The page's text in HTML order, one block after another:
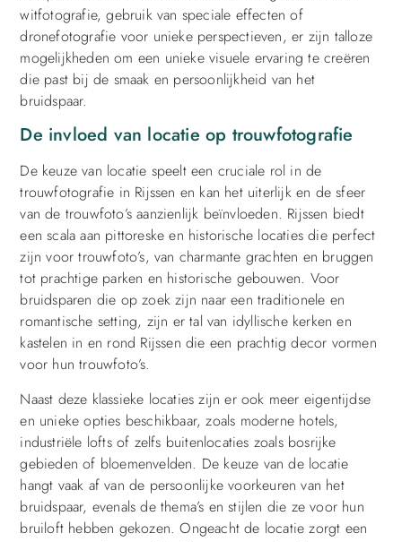
witfotografie, gebruik van speciale effecten of
dronefotografie voor unieke perspectieven, er zijn talloze
mogelijkheden om een unieke visuele ervaring te creëren
die past bij de smaak en persoonlijkheid van het
bruidspaar.
De invloed van locatie op trouwfotografie
De keuze van locatie speelt een cruciale rol in de
trouwfotografie in Rijssen en kan het uiterlijk en de sfeer
van de trouwfoto’s aanzienlijk beïnvloeden. Rijssen biedt
een scala aan pittoreske en historische locaties die perfect
zijn voor trouwfoto’s, van charmante grachten en bruggen
tot prachtige parken en historische gebouwen. Voor
bruidsparen die op zoek zijn naar een traditionele en
romantische setting, zijn er tal van idyllische kerken en
kastelen in en rond Rijssen die een prachtig decor vormen
voor hun trouwfoto’s.
Naast deze klassieke locaties zijn er ook meer eigentijdse
en unieke opties beschikbaar, zoals moderne hotels,
industriële lofts of zelfs buitenlocaties zoals bosrijke
gebieden of bloemenvelden. De keuze van de locatie
hangt vaak af van de persoonlijke voorkeuren van het
bruidspaar, evenals de thema’s en stijlen die ze voor hun
bruiloft hebben gekozen. Ongeacht de locatie zorgt een